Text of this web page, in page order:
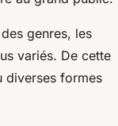
genres, les
variés. De cette
diverses formes